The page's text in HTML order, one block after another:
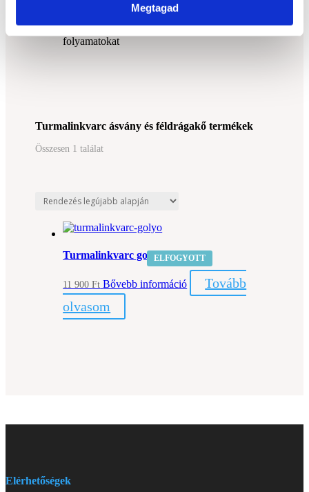
Megtagad
A Mérlegnek harmonizálja az érzelmeket és
A Skorpiónak támogatja a mély átalakulási
folyamatokat
Turmalinkvarc ásvány és féldrágakő termékek
Összesen 1 találat
ELFOGYOTT
Turmalinkvarc golyó (6,5)
11 900Ft Bővebb információ
Tovább
olvasom
Elérhetőségek